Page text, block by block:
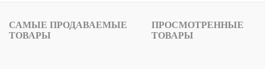
САМЫЕ ПРОДАВАЕМЫЕ
ТОВАРЫ
ПРОСМОТРЕННЫЕ
ТОВАРЫ